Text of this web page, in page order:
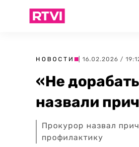
НОВОСТИ | 16.02.2026 /
«Не
назвали
Прокурор назвал
профилактику